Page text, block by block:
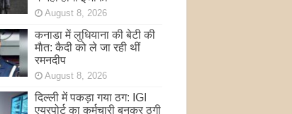
August 8, 2026
कनाडा में लुधियाना की बेटी की
माैत: कैदी को ले जा रही थीं
रमनदीप
August 8, 2026
दिल्ली में पकड़ा गया ठग: IGI
एयरपोर्ट का कर्मचारी बनकर ठगी